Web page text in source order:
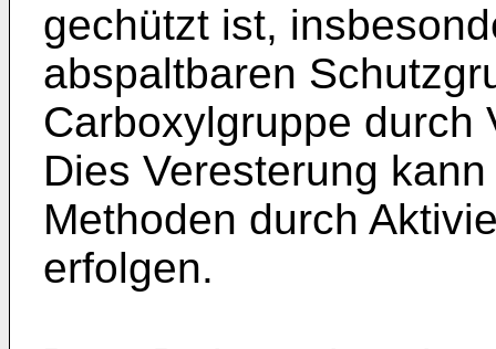
gechützt ist,
abspaltbaren
Car­boxylgruppe durch
Dies Veresterung
Methoden durch
erfolgen.